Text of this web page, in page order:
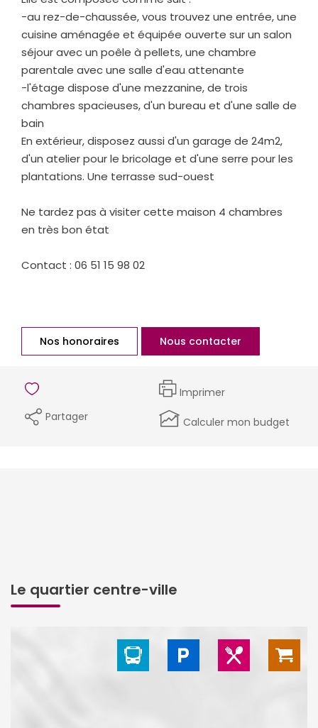
-au rez-de-chaussée, vous trouvez une entrée, une
cuisine aménagée et équipée ouverte sur un salon
séjour avec un poêle à pellets, une chambre
parentale avec une salle d'eau attenante
-l'étage dispose d'une mezzanine, de trois
chambres spacieuses, d'un bureau et d'une salle de
bain
En extérieur, disposez aussi d'un garage de 24m2,
d'un atelier pour le bricolage et d'une serre pour les
plantations. Une terrasse sud-ouest
Ne tardez pas à visiter cette maison 4 chambres
en très bon état
Contact : 06 51 15 98 02
Nos honoraires Nous contacter
Imprimer
Partager
Calculer mon budget
Le quartier centre-ville